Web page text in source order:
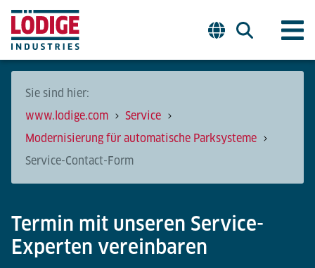
Sie sind hier:
www.lodige.com
Service
Modernisierung für automatische Parksysteme
Service-Contact-Form
Termin mit unseren Service-
Experten vereinbaren